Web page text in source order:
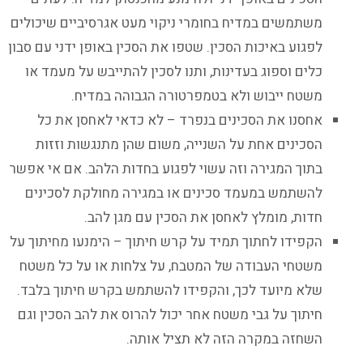
משתמשים במדיח בחומרי ניקוי מעט אגרסיביים שיכולים
לפגוע באיכות הסכין. שטפו את הסכין באופן ידני עם סבון
כלים וספוג בעדינות, ותנו לסכין להתייבש על מעמד או
משטח ייבוש ולא בטמפרטורה הגבוהה במדיח.
אחסנו את הסכינים בנפרד – לא כדאי לאחסן את כל
הסכינים אחת על השנייה, משום שהן מתנגשות וזזות
בתוך המגירה וזה עשוי לפגוע בחדות הלהב. אם אי אפשר
להשתמש במעמד סכינים או במגירה מחולקת לסכינים
חדות, מומלץ לאחסן את הסכין עם מגן להב.
הקפידו לחתוך תמיד על קרש חיתוך – הימנעו מחיתוך על
משטחי העבודה של המטבח, על צלחות או על כל משטח
שלא מיועד לכך, והקפידו להשתמש בקרש חיתוך בלבד.
חיתוך על גבי משטח אחר יכול להרוס את להב הסכין וגם
השחזה במקרה הזה לא תציל אותה.